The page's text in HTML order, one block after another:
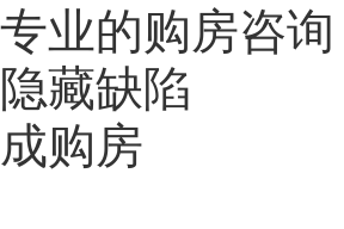
业的购房咨询
藏缺陷
购房